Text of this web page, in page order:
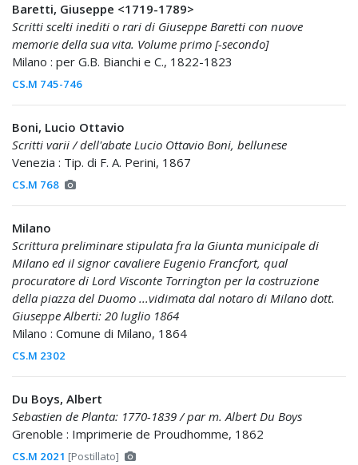
Baretti, Giuseppe <1719-1789>
Scritti scelti inediti o rari di Giuseppe Baretti con nuove
memorie della sua vita. Volume primo [-secondo]
Milano : per G.B. Bianchi e C., 1822-1823
CS.M 745-746
Boni, Lucio Ottavio
Scritti varii / dell'abate Lucio Ottavio Boni, bellunese
Venezia : Tip. di F. A. Perini, 1867
CS.M 768
Milano
Scrittura preliminare stipulata fra la Giunta municipale di
Milano ed il signor cavaliere Eugenio Francfort, qual
procuratore di Lord Visconte Torrington per la costruzione
della piazza del Duomo ...vidimata dal notaro di Milano dott.
Giuseppe Alberti: 20 luglio 1864
Milano : Comune di Milano, 1864
CS.M 2302
Du Boys, Albert
Sebastien de Planta: 1770-1839 / par m. Albert Du Boys
Grenoble : Imprimerie de Proudhomme, 1862
CS.M 2021 [Postillato]